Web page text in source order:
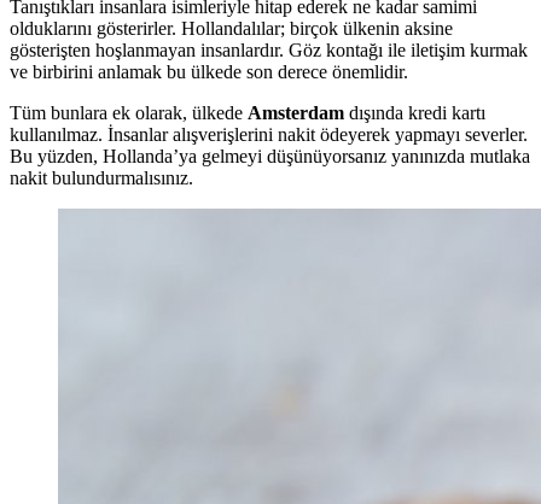
Tanıştıkları insanlara isimleriyle hitap ederek ne kadar samimi
olduklarını gösterirler. Hollandalılar; birçok ülkenin aksine
gösterişten hoşlanmayan insanlardır. Göz kontağı ile iletişim kurmak
ve birbirini anlamak bu ülkede son derece önemlidir.
Tüm bunlara ek olarak, ülkede Amsterdam dışında kredi kartı
kullanılmaz. İnsanlar alışverişlerini nakit ödeyerek yapmayı severler.
Bu yüzden, Hollanda’ya gelmeyi düşünüyorsanız yanınızda mutlaka
nakit bulundurmalısınız.